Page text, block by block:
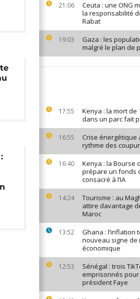
21:06
Ceuta : une ONG
la responsabilité
Rabat
19:03
Gaza : les
malgré le plan de
17:55
Kenya : la mort de
dans un parc fait
16:55
Crise énergétique
rythme des
16:40
Kenya : la Bourse
prépare un fonds
consacré à l’IA
14:24
Tourisme : au
attire davantage
Maroc
13:52
Ghana : l’inflation
nouveau signe
économique
12:53
Sénégal : trois
emprisonnés
président Faye